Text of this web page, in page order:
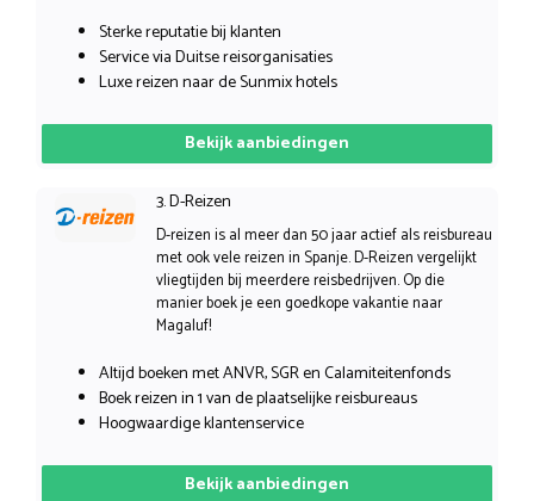
Sterke reputatie bij klanten
Service via Duitse reisorganisaties
Luxe reizen naar de Sunmix hotels
Bekijk aanbiedingen
3. D-Reizen
D-reizen is al meer dan 50 jaar actief als reisbureau
met ook vele reizen in Spanje. D-Reizen vergelijkt
vliegtijden bij meerdere reisbedrijven. Op die
manier boek je een goedkope vakantie naar
Magaluf!
Altijd boeken met ANVR, SGR en Calamiteitenfonds
Boek reizen in 1 van de plaatselijke reisbureaus
Hoogwaardige klantenservice
Bekijk aanbiedingen